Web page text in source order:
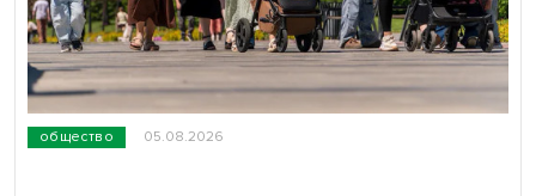
общество 05.08.2026